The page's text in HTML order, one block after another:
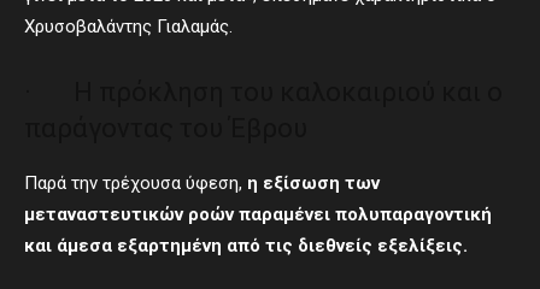
Χρυσοβαλάντης Γιαλαμάς.
Παρά την τρέχουσα ύφεση, η εξίσωση των
μεταναστευτικών ροών παραμένει πολυπαραγοντική
και άμεσα εξαρτημένη από τις διεθνείς εξελίξεις.